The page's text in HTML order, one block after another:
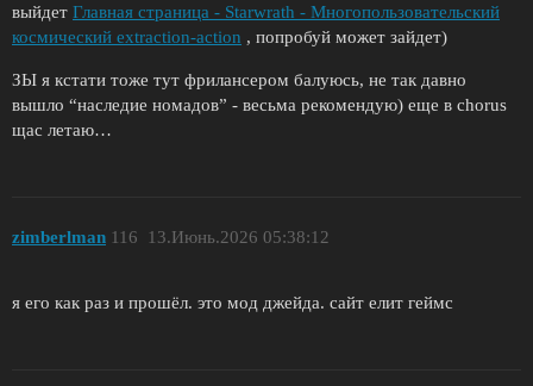
выйдет Главная страница - Starwrath - Многопользовательский
космический extraction-action , попробуй может зайдет)
ЗЫ я кстати тоже тут фрилансером балуюсь, не так давно
вышло “наследие номадов” - весьма рекомендую) еще в сhorus
щас летаю…
zimberlman 13.Июнь.2026 05:38:12
116
я его как раз и прошёл. это мод джейда. сайт елит геймс